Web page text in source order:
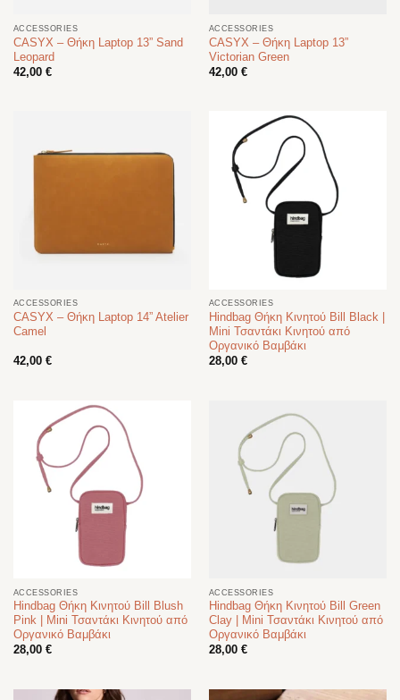
ACCESSORIES
CASYX – Θήκη Laptop 13” Sand
Leopard
42,00 €
ACCESSORIES
CASYX – Θήκη Laptop 13”
Victorian Green
42,00 €
ACCESSORIES
CASYX – Θήκη Laptop 14” Atelier
Camel
42,00 €
ACCESSORIES
Hindbag Θήκη Κινητού Bill Black |
Mini Τσαντάκι Κινητού από
Οργανικό Βαμβάκι
28,00 €
ACCESSORIES
Hindbag Θήκη Κινητού Bill Blush
Pink | Mini Τσαντάκι Κινητού από
Οργανικό Βαμβάκι
28,00 €
ACCESSORIES
Hindbag Θήκη Κινητού Bill Green
Clay | Mini Τσαντάκι Κινητού από
Οργανικό Βαμβάκι
28,00 €